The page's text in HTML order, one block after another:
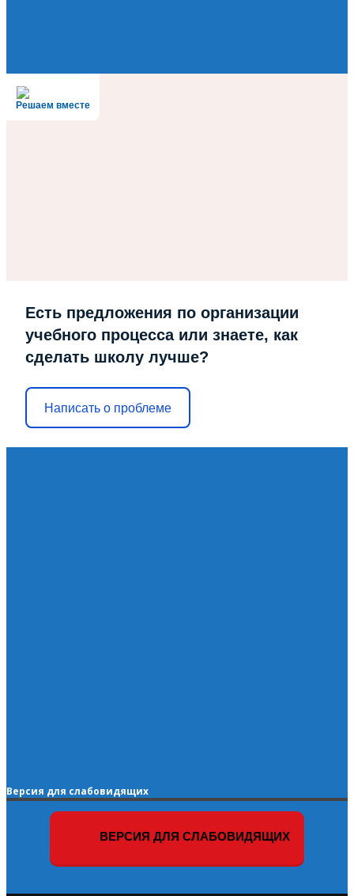
Решаем вместе
Есть предложения по организации
учебного процесса или знаете, как
сделать школу лучше?
Написать о проблеме
Версия для слабовидящих
ВЕРСИЯ ДЛЯ СЛАБОВИДЯЩИХ